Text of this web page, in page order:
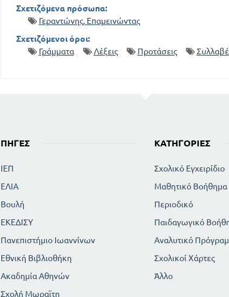
Σχετιζόμενα πρόσωπα:
Γεραντώνης, Επαμεινώντας
Σχετιζόμενοι όροι:
Γράμματα
Λέξεις Προτάσεις
ΠΗΓΈΣ
ΙΕΠ
ΕΛΙΑ
Βουλή
ΕΚΕΔΙΣΥ
Πανεπιστήμιο Ιωαννίνων
Εθνική Βιβλιοθήκη
Ακαδημία Αθηνών
Σχολή Μωραϊτη
ΚΑΤΗΓΟΡΊΕΣ
Σχολικό Εγχειρίδιο
Μαθητικό Βοήθημα
Περιοδικό
Παιδαγωγικό
Αναλυτικό
Σχολικοί Χάρτες
Άλλο